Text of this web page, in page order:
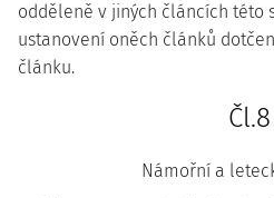
odděleně v jiných článcích této
ustanovení oněch článků
článku.
Čl.8
Námořní a